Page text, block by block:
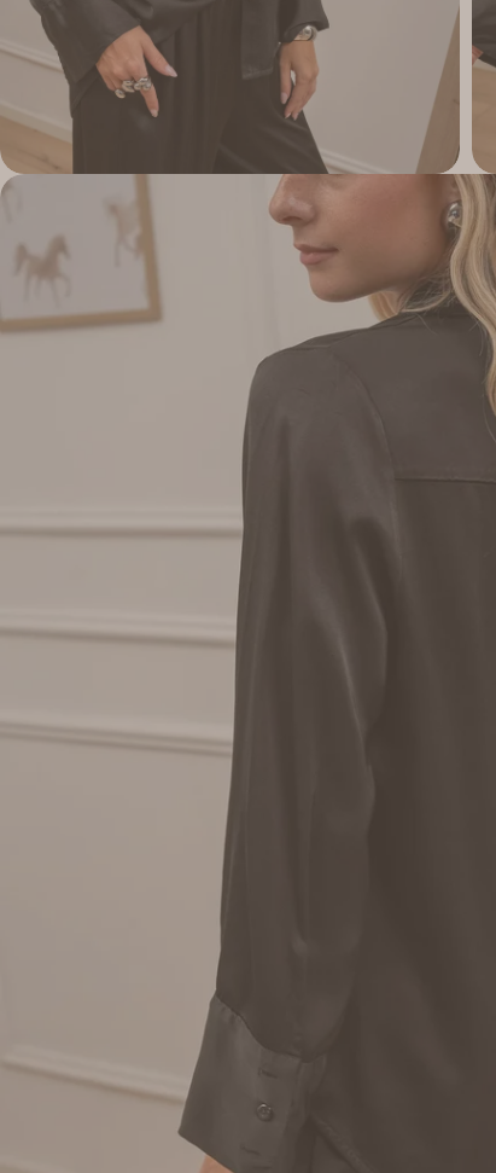
supporto 3 in modalità modale